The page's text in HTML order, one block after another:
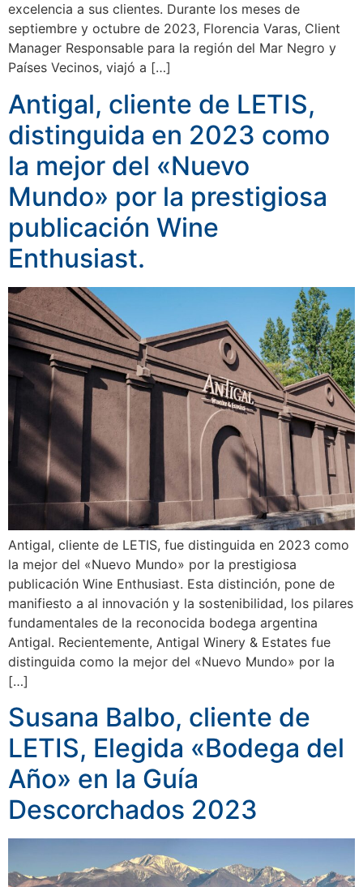
excelencia a sus clientes. Durante los meses de
septiembre y octubre de 2023, Florencia Varas, Client
Manager Responsable para la región del Mar Negro y
Países Vecinos, viajó a […]
Antigal, cliente de LETIS,
distinguida en 2023 como
la mejor del «Nuevo
Mundo» por la prestigiosa
publicación Wine
Enthusiast.
Antigal, cliente de LETIS, fue distinguida en 2023 como
la mejor del «Nuevo Mundo» por la prestigiosa
publicación Wine Enthusiast. Esta distinción, pone de
manifiesto a al innovación y la sostenibilidad, los pilares
fundamentales de la reconocida bodega argentina
Antigal. Recientemente, Antigal Winery & Estates fue
distinguida como la mejor del «Nuevo Mundo» por la
[…]
Susana Balbo, cliente de
LETIS, Elegida «Bodega del
Año» en la Guía
Descorchados 2023